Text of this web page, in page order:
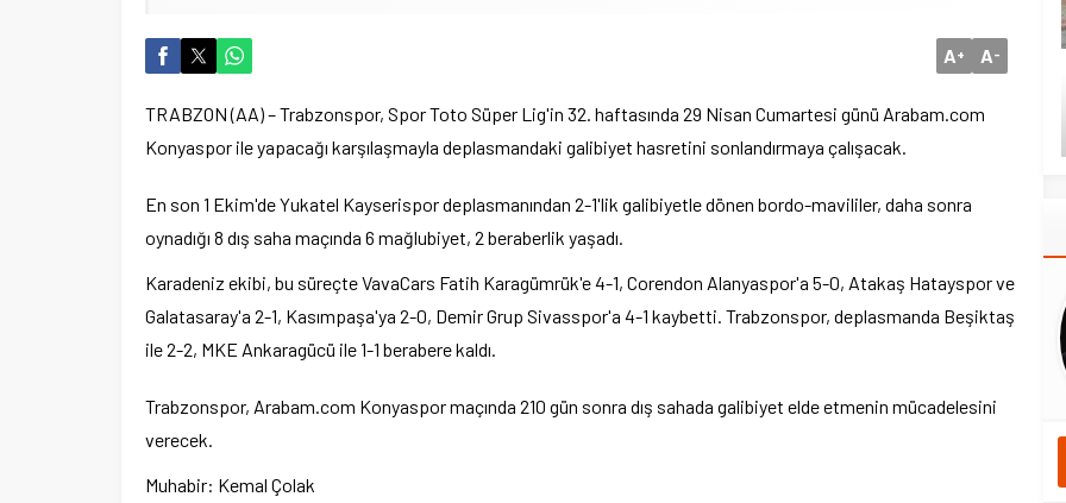
A+ A-
TRABZON (AA) – Trabzonspor, Spor Toto Süper Lig'in 32. haftasında 29 Nisan Cumartesi günü Arabam.com
Konyaspor ile yapacağı karşılaşmayla deplasmandaki galibiyet hasretini sonlandırmaya çalışacak.
En son 1 Ekim'de Yukatel Kayserispor deplasmanından 2-1'lik galibiyetle dönen bordo-mavililer, daha sonra
oynadığı 8 dış saha maçında 6 mağlubiyet, 2 beraberlik yaşadı.
Karadeniz ekibi, bu süreçte VavaCars Fatih Karagümrük'e 4-1, Corendon Alanyaspor'a 5-0, Atakaş Hatayspor ve
Galatasaray'a 2-1, Kasımpaşa'ya 2-0, Demir Grup Sivasspor'a 4-1 kaybetti. Trabzonspor, deplasmanda Beşiktaş
ile 2-2, MKE Ankaragücü ile 1-1 berabere kaldı.
Trabzonspor, Arabam.com Konyaspor maçında 210 gün sonra dış sahada galibiyet elde etmenin mücadelesini
verecek.
Muhabir: Kemal Çolak